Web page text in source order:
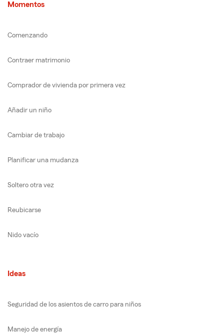
Momentos
Comenzando
Contraer matrimonio
Comprador de vivienda por primera vez
Añadir un niño
Cambiar de trabajo
Planificar una mudanza
Soltero otra vez
Reubicarse
Nido vacío
Ideas
Seguridad de los asientos de carro para niños
Manejo de energía